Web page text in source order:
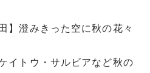
】澄みきった空に秋の花々
イトウ・サルビアなど秋の